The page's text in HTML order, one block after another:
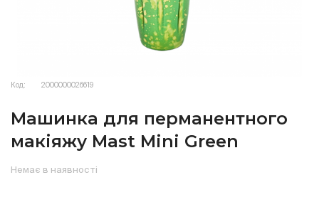
Код: 2000000026619
Машинка для перманентного
макіяжу Mast Mini Green
Немає в наявності